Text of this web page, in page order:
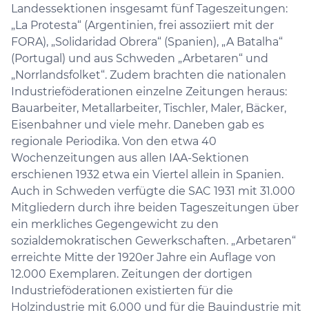
Landessektionen insgesamt fünf Tageszeitungen:
„La Protesta“ (Argentinien, frei assoziiert mit der
FORA), „Solidaridad Obrera“ (Spanien), „A Batalha“
(Portugal) und aus Schweden „Arbetaren“ und
„Norrlandsfolket“. Zudem brachten die nationalen
Industrieföderationen einzelne Zeitungen heraus:
Bauarbeiter, Metallarbeiter, Tischler, Maler, Bäcker,
Eisenbahner und viele mehr. Daneben gab es
regionale Periodika. Von den etwa 40
Wochenzeitungen aus allen IAA-Sektionen
erschienen 1932 etwa ein Viertel allein in Spanien.
Auch in Schweden verfügte die SAC 1931 mit 31.000
Mitgliedern durch ihre beiden Tageszeitungen über
ein merkliches Gegengewicht zu den
sozialdemokratischen Gewerkschaften. „Arbetaren“
erreichte Mitte der 1920er Jahre ein Auflage von
12.000 Exemplaren. Zeitungen der dortigen
Industrieföderationen existierten für die
Holzindustrie mit 6.000 und für die Bauindustrie mit